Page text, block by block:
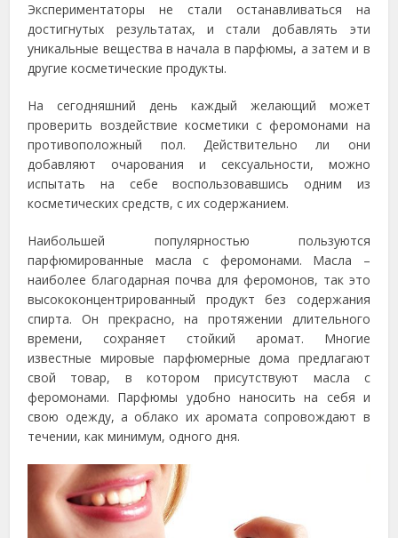
Экспериментаторы не стали останавливаться на
достигнутых результатах, и стали добавлять эти
уникальные вещества в начала в парфюмы, а затем и в
другие косметические продукты.
На сегодняшний день каждый желающий может
проверить воздействие косметики с феромонами на
противоположный пол. Действительно ли они
добавляют очарования и сексуальности, можно
испытать на себе воспользовавшись одним из
косметических средств, с их содержанием.
Наибольшей популярностью пользуются
парфюмированные масла с феромонами. Масла –
наиболее благодарная почва для феромонов, так это
высококонцентрированный продукт без содержания
спирта.
Он прекрасно, на протяжении длительного
времени, сохраняет стойкий аромат. Многие
известные мировые парфюмерные дома предлагают
свой товар, в котором присутствуют масла с
феромонами. Парфюмы удобно наносить на себя и
свою одежду, а облако их аромата сопровождают в
течении, как минимум, одного дня.